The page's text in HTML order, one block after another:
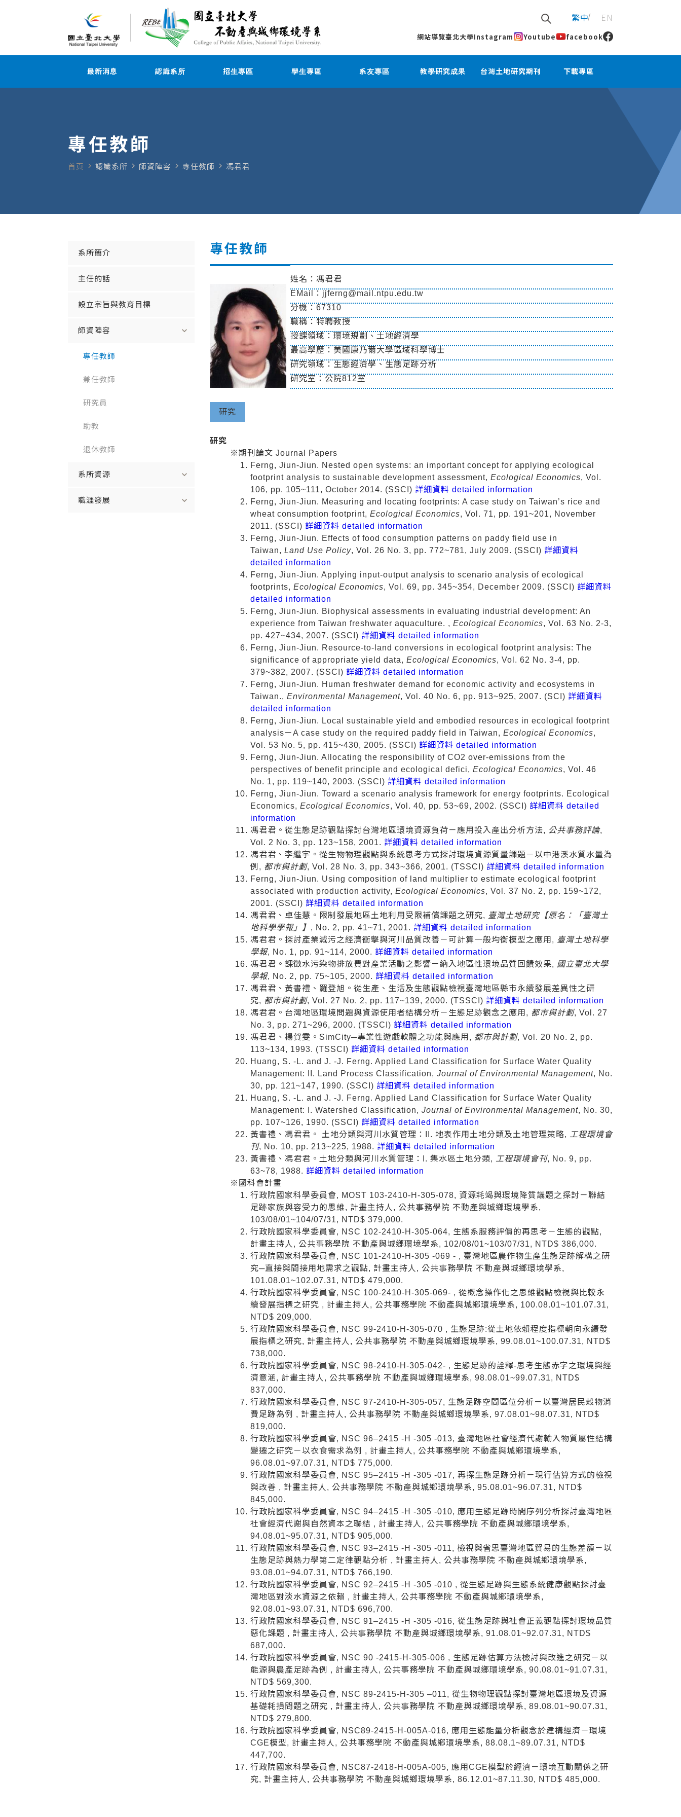
繁中 EN
網站導覽臺北大學Instagram Youtube facebook
最新消息 認識系所 招生專區 學生專區 系友專區 教學研究成果 台灣土地研究期刊 下載專區
專任教師
首頁 navigate_next 認識系所 navigate_next 師資陣容 navigate_next 專任教師 navigate_next 馮君君
系所簡介
主任的話
設立宗旨與教育目標
師資陣容 expand_more
專任教師
兼任教師
研究員
助教
退休教師
系所資源 expand_more
職涯發展 expand_more
專任教師
姓名：馮君君
EMail：jjferng@mail.ntpu.edu.tw
分機：67310
職稱：特聘教授
授課領域：環境規劃、土地經濟學
最高學歷：美國康乃爾大學區域科學博士
研究領域：生態經濟學、生態足跡分析
研究室：公院812室
研究
研究
※期刊論文 Journal Papers
Ferng, Jiun-Jiun. Nested open systems: an important concept for applying ecological
footprint analysis to sustainable development assessment,Ecological Economics, Vol.
106, pp. 105~111, October 2014. (SSCI) 詳細資料 detailed information
Ferng, Jiun-Jiun. Measuring and locating footprints: A case study on Taiwan’s rice and
wheat consumption footprint,Ecological Economics, Vol. 71, pp. 191~201, November
2011. (SSCI) 詳細資料 detailed information
Ferng, Jiun-Jiun. Effects of food consumption patterns on paddy field use in
Taiwan,Land Use Policy, Vol. 26 No. 3, pp. 772~781, July 2009. (SSCI) 詳細資料
detailed information
Ferng, Jiun-Jiun. Applying input-output analysis to scenario analysis of ecological
footprints,Ecological Economics, Vol. 69, pp. 345~354, December 2009. (SSCI) 詳細資料
detailed information
Ferng, Jiun-Jiun. Biophysical assessments in evaluating industrial development: An
experience from Taiwan freshwater aquaculture. ,Ecological Economics, Vol. 63 No. 2-3,
pp. 427~434, 2007. (SSCI) 詳細資料 detailed information
Ferng, Jiun-Jiun. Resource-to-land conversions in ecological footprint analysis: The
significance of appropriate yield data,Ecological Economics, Vol. 62 No. 3-4, pp.
379~382, 2007. (SSCI) 詳細資料 detailed information
Ferng, Jiun-Jiun. Human freshwater demand for economic activity and ecosystems in
Taiwan.,Environmental Management, Vol. 40 No. 6, pp. 913~925, 2007. (SCI) 詳細資料
detailed information
Ferng, Jiun-Jiun. Local sustainable yield and embodied resources in ecological footprint
analysis－A case study on the required paddy field in Taiwan,Ecological Economics,
Vol. 53 No. 5, pp. 415~430, 2005. (SSCI) 詳細資料 detailed information
Ferng, Jiun-Jiun. Allocating the responsibility of CO2 over-emissions from the
perspectives of benefit principle and ecological defici,Ecological Economics, Vol. 46
No. 1, pp. 119~140, 2003. (SSCI) 詳細資料 detailed information
Ferng, Jiun-Jiun. Toward a scenario analysis framework for energy footprints. Ecological
Economics,Ecological Economics, Vol. 40, pp. 53~69, 2002. (SSCI) 詳細資料 detailed
information
馮君君。從生態足跡觀點探討台灣地區環境資源負荷－應用投入產出分析方法, 公共事務評論,
Vol. 2 No. 3, pp. 123~158, 2001. 詳細資料 detailed information
馮君君、李繼宇。從生物物理觀點與系統思考方式探討環境資源質量課題－以中港溪水質水量為
例, 都市與計劃, Vol. 28 No. 3, pp. 343~366, 2001. (TSSCI) 詳細資料 detailed information
Ferng, Jiun-Jiun. Using composition of land multiplier to estimate ecological footprint
associated with production activity,Ecological Economics, Vol. 37 No. 2, pp. 159~172,
2001. (SSCI) 詳細資料 detailed information
馮君君、卓佳慧。限制發展地區土地利用受限補償課題之研究, 臺灣土地研究【原名：「臺灣土
地科學學報」】 , No. 2, pp. 41~71, 2001. 詳細資料 detailed information
馮君君。探討產業減污之經濟衝擊與河川品質改善－可計算一般均衡模型之應用, 臺灣土地科學
學報, No. 1, pp. 91~114, 2000. 詳細資料 detailed information
馮君君。課徵水污染物排放費對產業活動之影響－納入地區性環境品質回饋效果, 國立臺北大學
學報, No. 2, pp. 75~105, 2000. 詳細資料 detailed information
馮君君、黃書禮、羅登旭。從生產、生活及生態觀點檢視臺灣地區縣市永續發展差異性之研
究, 都市與計劃, Vol. 27 No. 2, pp. 117~139, 2000. (TSSCI) 詳細資料 detailed information
馮君君。台灣地區環境問題與資源使用者結構分析－生態足跡觀念之應用, 都市與計劃, Vol. 27
No. 3, pp. 271~296, 2000. (TSSCI) 詳細資料 detailed information
馮君君、楊賀雯。SimCity─專業性遊戲軟體之功能與應用, 都市與計劃, Vol. 20 No. 2, pp.
113~134, 1993. (TSSCI) 詳細資料 detailed information
Huang, S. -L. and J. -J. Ferng. Applied Land Classification for Surface Water Quality
Management: II. Land Process Classification,Journal of Environmental Management, No.
30, pp. 121~147, 1990. (SSCI) 詳細資料 detailed information
Huang, S. -L. and J. -J. Ferng. Applied Land Classification for Surface Water Quality
Management: I. Watershed Classification,Journal of Environmental Management, No. 30,
pp. 107~126, 1990. (SSCI) 詳細資料 detailed information
黃書禮、馮君君。 土地分類與河川水質管理：II. 地表作用土地分類及土地管理策略, 工程環境會
刊, No. 10, pp. 213~225, 1988. 詳細資料 detailed information
黃書禮、馮君君。土地分類與河川水質管理：I. 集水區土地分類, 工程環境會刊, No. 9, pp.
63~78, 1988. 詳細資料 detailed information
※國科會計畫
行政院國家科學委員會, MOST 103-2410-H-305-078, 資源耗竭與環境降質議題之探討－聯結
足跡家族與容受力的思維, 計畫主持人, 公共事務學院 不動產與城鄉環境學系,
103/08/01~104/07/31, NTD$ 379,000.
行政院國家科學委員會, NSC 102-2410-H-305-064, 生態系服務評價的再思考－生態的觀點,
計畫主持人, 公共事務學院 不動產與城鄉環境學系, 102/08/01~103/07/31, NTD$ 386,000.
行政院國家科學委員會, NSC 101-2410-H-305 -069 - , 臺灣地區農作物生產生態足跡解構之研
究─直接與間接用地需求之觀點, 計畫主持人, 公共事務學院 不動產與城鄉環境學系,
101.08.01~102.07.31, NTD$ 479,000.
行政院國家科學委員會, NSC 100-2410-H-305-069- , 從概念操作化之思維觀點檢視與比較永
續發展指標之研究 , 計畫主持人, 公共事務學院 不動產與城鄉環境學系, 100.08.01~101.07.31,
NTD$ 209,000.
行政院國家科學委員會, NSC 99-2410-H-305-070 , 生態足跡:從土地依賴程度指標朝向永續發
展指標之研究, 計畫主持人, 公共事務學院 不動產與城鄉環境學系, 99.08.01~100.07.31, NTD$
738,000.
行政院國家科學委員會, NSC 98-2410-H-305-042- , 生態足跡的詮釋-思考生態赤字之環境與經
濟意涵, 計畫主持人, 公共事務學院 不動產與城鄉環境學系, 98.08.01~99.07.31, NTD$
837,000.
行政院國家科學委員會, NSC 97-2410-H-305-057, 生態足跡空間區位分析－以臺灣居民穀物消
費足跡為例 , 計畫主持人, 公共事務學院 不動產與城鄉環境學系, 97.08.01~98.07.31, NTD$
819,000.
行政院國家科學委員會, NSC 96–2415 -H -305 -013, 臺灣地區社會經濟代謝輸入物質屬性結構
變遷之研究－以衣食需求為例 , 計畫主持人, 公共事務學院 不動產與城鄉環境學系,
96.08.01~97.07.31, NTD$ 775,000.
行政院國家科學委員會, NSC 95–2415 -H -305 -017, 再探生態足跡分析－現行估算方式的檢視
與改善 , 計畫主持人, 公共事務學院 不動產與城鄉環境學系, 95.08.01~96.07.31, NTD$
845,000.
行政院國家科學委員會, NSC 94–2415 -H -305 -010, 應用生態足跡時間序列分析探討臺灣地區
社會經濟代謝與自然資本之聯結 , 計畫主持人, 公共事務學院 不動產與城鄉環境學系,
94.08.01~95.07.31, NTD$ 905,000.
行政院國家科學委員會, NSC 93–2415 -H -305 -011, 檢視與省思臺灣地區貿易的生態差額－以
生態足跡與熱力學第二定律觀點分析 , 計畫主持人, 公共事務學院 不動產與城鄉環境學系,
93.08.01~94.07.31, NTD$ 766,190.
行政院國家科學委員會, NSC 92–2415 -H -305 -010 , 從生態足跡與生態系統健康觀點探討臺
灣地區對淡水資源之依賴 , 計畫主持人, 公共事務學院 不動產與城鄉環境學系,
92.08.01~93.07.31, NTD$ 696,700.
行政院國家科學委員會, NSC 91–2415 -H -305 -016, 從生態足跡與社會正義觀點探討環境品質
惡化課題 , 計畫主持人, 公共事務學院 不動產與城鄉環境學系, 91.08.01~92.07.31, NTD$
687,000.
行政院國家科學委員會, NSC 90 -2415-H-305-006 , 生態足跡估算方法檢討與改進之研究－以
能源與農產足跡為例 , 計畫主持人, 公共事務學院 不動產與城鄉環境學系, 90.08.01~91.07.31,
NTD$ 569,300.
行政院國家科學委員會, NSC 89-2415-H-305 –011, 從生物物理觀點探討臺灣地區環境及資源
基礎耗損問題之研究 , 計畫主持人, 公共事務學院 不動產與城鄉環境學系, 89.08.01~90.07.31,
NTD$ 279,800.
行政院國家科學委員會, NSC89-2415-H-005A-016, 應用生態能量分析觀念於建構經濟－環境
CGE模型, 計畫主持人, 公共事務學院 不動產與城鄉環境學系, 88.08.1~89.07.31, NTD$
447,700.
行政院國家科學委員會, NSC87-2418-H-005A-005, 應用CGE模型於經濟－環境互動關係之研
究, 計畫主持人, 公共事務學院 不動產與城鄉環境學系, 86.12.01~87.11.30, NTD$ 485,000.